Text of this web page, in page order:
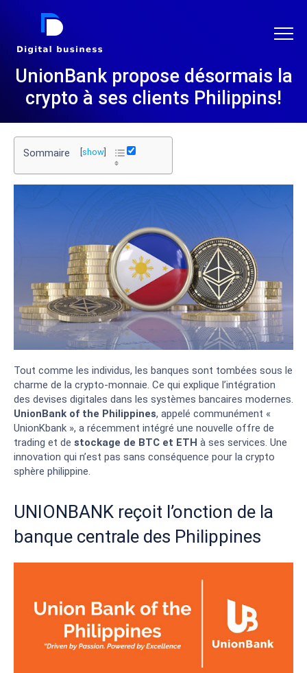
DIGITAL BUSINESS
UnionBank propose désormais la
crypto à ses clients Philippins!
Sommaire show
Tout comme les individus, les banques sont tombées sous le
charme de la crypto-monnaie. Ce qui explique l’intégration
des devises digitales dans les systèmes bancaires modernes.
UnionBank of the Philippines, appelé communément «
UnionKbank », a récemment intégré une nouvelle offre de
trading et de stockage de BTC et ETH à ses services. Une
innovation qui n’est pas sans conséquence pour la crypto
sphère philippine.
UNIONBANK reçoit l’onction de la
banque centrale des Philippines